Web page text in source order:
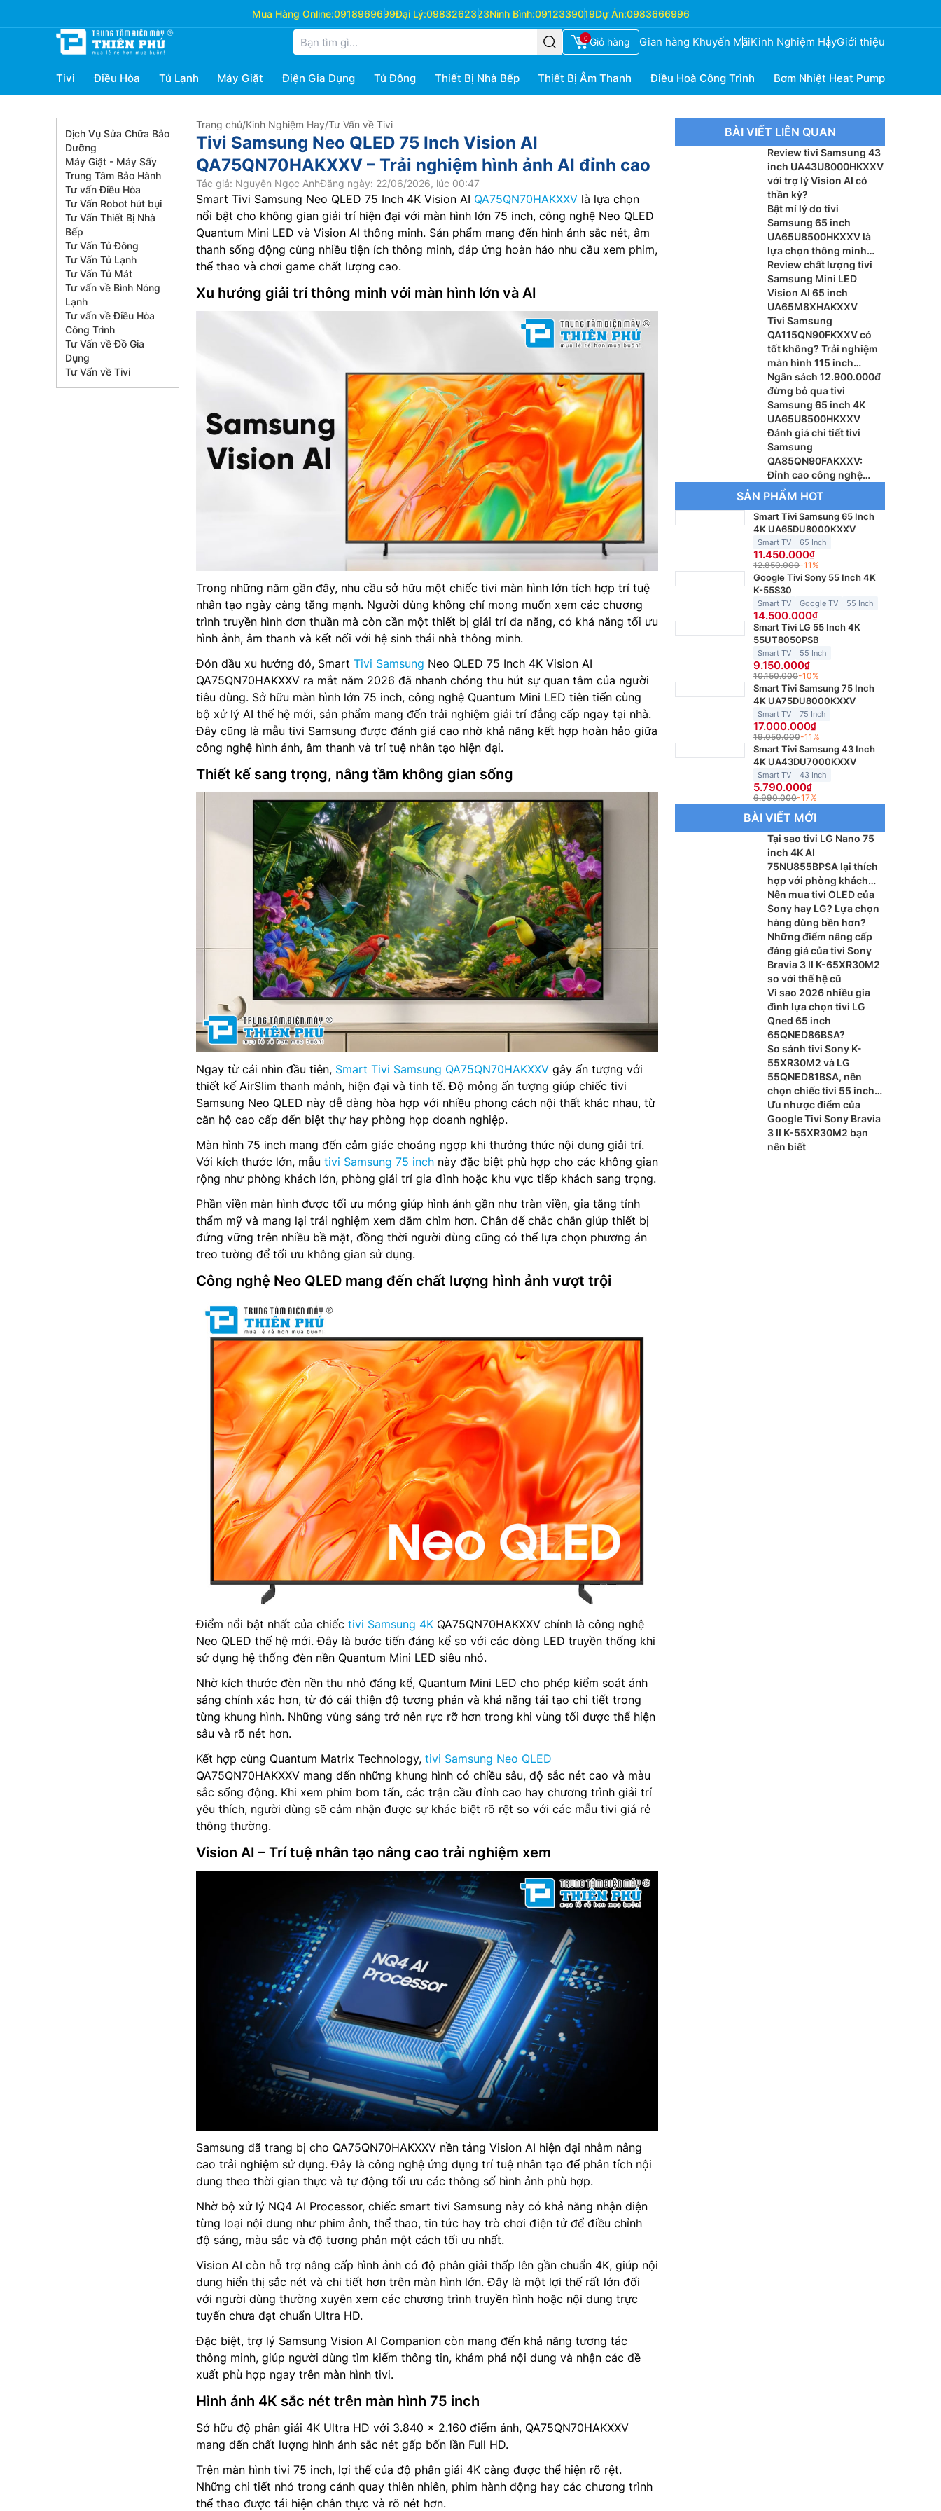
Mua Hàng Online:0918969699Đại Lý:0983262323Ninh Bình:0912339019Dự Án:0983666996
0 Giỏ hàng Gian hàng Khuyến MãiKinh Nghiệm HayGiới thiệu
Tivi Điều Hòa Tủ Lạnh Máy Giặt Điện Gia Dụng Tủ Đông Thiết Bị Nhà Bếp Thiết Bị Âm Thanh Điều Hoà Công Trình Bơm Nhiệt Heat Pump
Dịch Vụ Sửa Chữa Bảo
Dưỡng
Máy Giặt - Máy Sấy
Trung Tâm Bảo Hành
Tư vấn Điều Hòa
Tư Vấn Robot hút bụi
Tư Vấn Thiết Bị Nhà
Bếp
Tư Vấn Tủ Đông
Tư Vấn Tủ Lạnh
Tư Vấn Tủ Mát
Tư vấn về Bình Nóng
Lạnh
Tư vấn về Điều Hòa
Công Trình
Tư Vấn về Đồ Gia
Dụng
Tư Vấn về Tivi
Trang chủ/Kinh Nghiệm Hay/Tư Vấn về Tivi
Tivi Samsung Neo QLED 75 Inch Vision AI
QA75QN70HAKXXV – Trải nghiệm hình ảnh AI đỉnh cao
Tác giả: Nguyễn Ngọc AnhĐăng ngày: 22/06/2026, lúc 00:47
Smart Tivi Samsung Neo QLED 75 Inch 4K Vision AI QA75QN70HAKXXV là lựa chọn
nổi bật cho không gian giải trí hiện đại với màn hình lớn 75 inch, công nghệ Neo QLED
Quantum Mini LED và Vision AI thông minh. Sản phẩm mang đến hình ảnh sắc nét, âm
thanh sống động cùng nhiều tiện ích thông minh, đáp ứng hoàn hảo nhu cầu xem phim,
thể thao và chơi game chất lượng cao.
Xu hướng giải trí thông minh với màn hình lớn và AI
Trong những năm gần đây, nhu cầu sở hữu một chiếc tivi màn hình lớn tích hợp trí tuệ
nhân tạo ngày càng tăng mạnh. Người dùng không chỉ mong muốn xem các chương
trình truyền hình đơn thuần mà còn cần một thiết bị giải trí đa năng, có khả năng tối ưu
hình ảnh, âm thanh và kết nối với hệ sinh thái nhà thông minh.
Đón đầu xu hướng đó, Smart Tivi Samsung Neo QLED 75 Inch 4K Vision AI
QA75QN70HAKXXV ra mắt năm 2026 đã nhanh chóng thu hút sự quan tâm của người
tiêu dùng. Sở hữu màn hình lớn 75 inch, công nghệ Quantum Mini LED tiên tiến cùng
bộ xử lý AI thế hệ mới, sản phẩm mang đến trải nghiệm giải trí đẳng cấp ngay tại nhà.
Đây cũng là mẫu tivi Samsung được đánh giá cao nhờ khả năng kết hợp hoàn hảo giữa
công nghệ hình ảnh, âm thanh và trí tuệ nhân tạo hiện đại.
Thiết kế sang trọng, nâng tầm không gian sống
Ngay từ cái nhìn đầu tiên, Smart Tivi Samsung QA75QN70HAKXXV gây ấn tượng với
thiết kế AirSlim thanh mảnh, hiện đại và tinh tế. Độ mỏng ấn tượng giúp chiếc tivi
Samsung Neo QLED này dễ dàng hòa hợp với nhiều phong cách nội thất khác nhau, từ
căn hộ cao cấp đến biệt thự hay phòng họp doanh nghiệp.
Màn hình 75 inch mang đến cảm giác choáng ngợp khi thưởng thức nội dung giải trí.
Với kích thước lớn, mẫu tivi Samsung 75 inch này đặc biệt phù hợp cho các không gian
rộng như phòng khách lớn, phòng giải trí gia đình hoặc khu vực tiếp khách sang trọng.
Phần viền màn hình được tối ưu mỏng giúp hình ảnh gần như tràn viền, gia tăng tính
thẩm mỹ và mang lại trải nghiệm xem đắm chìm hơn. Chân đế chắc chắn giúp thiết bị
đứng vững trên nhiều bề mặt, đồng thời người dùng cũng có thể lựa chọn phương án
treo tường để tối ưu không gian sử dụng.
Công nghệ Neo QLED mang đến chất lượng hình ảnh vượt trội
Điểm nổi bật nhất của chiếc tivi Samsung 4K QA75QN70HAKXXV chính là công nghệ
Neo QLED thế hệ mới. Đây là bước tiến đáng kể so với các dòng LED truyền thống khi
sử dụng hệ thống đèn nền Quantum Mini LED siêu nhỏ.
Nhờ kích thước đèn nền thu nhỏ đáng kể, Quantum Mini LED cho phép kiểm soát ánh
sáng chính xác hơn, từ đó cải thiện độ tương phản và khả năng tái tạo chi tiết trong
từng khung hình. Những vùng sáng trở nên rực rỡ hơn trong khi vùng tối được thể hiện
sâu và rõ nét hơn.
Kết hợp cùng Quantum Matrix Technology, tivi Samsung Neo QLED
QA75QN70HAKXXV mang đến những khung hình có chiều sâu, độ sắc nét cao và màu
sắc sống động. Khi xem phim bom tấn, các trận cầu đỉnh cao hay chương trình giải trí
yêu thích, người dùng sẽ cảm nhận được sự khác biệt rõ rệt so với các mẫu tivi giá rẻ
thông thường.
Vision AI – Trí tuệ nhân tạo nâng cao trải nghiệm xem
Samsung đã trang bị cho QA75QN70HAKXXV nền tảng Vision AI hiện đại nhằm nâng
cao trải nghiệm sử dụng. Đây là công nghệ ứng dụng trí tuệ nhân tạo để phân tích nội
dung theo thời gian thực và tự động tối ưu các thông số hình ảnh phù hợp.
Nhờ bộ xử lý NQ4 AI Processor, chiếc smart tivi Samsung này có khả năng nhận diện
từng loại nội dung như phim ảnh, thể thao, tin tức hay trò chơi điện tử để điều chỉnh
độ sáng, màu sắc và độ tương phản một cách tối ưu nhất.
Vision AI còn hỗ trợ nâng cấp hình ảnh có độ phân giải thấp lên gần chuẩn 4K, giúp nội
dung hiển thị sắc nét và chi tiết hơn trên màn hình lớn. Đây là một lợi thế rất lớn đối
với người dùng thường xuyên xem các chương trình truyền hình hoặc nội dung trực
tuyến chưa đạt chuẩn Ultra HD.
Đặc biệt, trợ lý Samsung Vision AI Companion còn mang đến khả năng tương tác
thông minh, giúp người dùng tìm kiếm thông tin, khám phá nội dung và nhận các đề
xuất phù hợp ngay trên màn hình tivi.
Hình ảnh 4K sắc nét trên màn hình 75 inch
Sở hữu độ phân giải 4K Ultra HD với 3.840 x 2.160 điểm ảnh, QA75QN70HAKXXV
mang đến chất lượng hình ảnh sắc nét gấp bốn lần Full HD.
Trên màn hình tivi 75 inch, lợi thế của độ phân giải 4K càng được thể hiện rõ rệt.
Những chi tiết nhỏ trong cảnh quay thiên nhiên, phim hành động hay các chương trình
thể thao được tái hiện chân thực và rõ nét hơn.
BÀI VIẾT LIÊN QUAN
Review tivi Samsung 43
inch UA43U8000HKXXV
với trợ lý Vision AI có
thần kỳ?
Bật mí lý do tivi
Samsung 65 inch
UA65U8500HKXXV là
lựa chọn thông minh
cho phòng khách
Review chất lượng tivi
Samsung Mini LED
Vision AI 65 inch
UA65M8XHAKXXV
Tivi Samsung
QA115QN90FKXXV có
tốt không? Trải nghiệm
màn hình 115 inch
khổng lồ
Ngân sách 12.900.000đ
đừng bỏ qua tivi
Samsung 65 inch 4K
UA65U8500HKXXV
Đánh giá chi tiết tivi
Samsung
QA85QN90FAKXXV:
Đỉnh cao công nghệ
Vision AI thế hệ mới
SẢN PHẨM HOT
Smart Tivi Samsung 65 Inch
4K UA65DU8000KXXV
Smart TV 65 Inch
11.450.000
12.850.000-11%
Google Tivi Sony 55 Inch 4K
K-55S30
Smart TV Google TV 55 Inch
14.500.000
Smart Tivi LG 55 Inch 4K
55UT8050PSB
Smart TV 55 Inch
9.150.000
10.150.000-10%
Smart Tivi Samsung 75 Inch
4K UA75DU8000KXXV
Smart TV 75 Inch
17.000.000
19.050.000-11%
Smart Tivi Samsung 43 Inch
4K UA43DU7000KXXV
Smart TV 43 Inch
5.790.000
6.990.000-17%
BÀI VIẾT MỚI
Tại sao tivi LG Nano 75
inch 4K AI
75NU855BPSA lại thích
hợp với phòng khách
lớn?
Nên mua tivi OLED của
Sony hay LG? Lựa chọn
hàng dùng bền hơn?
Những điểm nâng cấp
đáng giá của tivi Sony
Bravia 3 II K-65XR30M2
so với thế hệ cũ
Vì sao 2026 nhiều gia
đình lựa chọn tivi LG
Qned 65 inch
65QNED86BSA?
So sánh tivi Sony K-
55XR30M2 và LG
55QNED81BSA, nên
chọn chiếc tivi 55 inch
nào?
Ưu nhược điểm của
Google Tivi Sony Bravia
3 II K-55XR30M2 bạn
nên biết